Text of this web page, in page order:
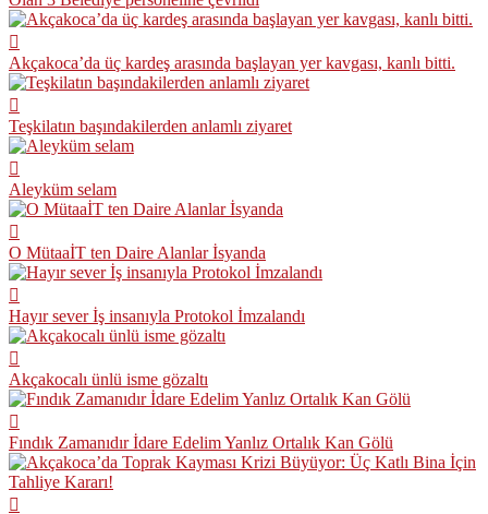
Akçakoca’da üç kardeş arasında başlayan yer kavgası, kanlı bitti.
Teşkilatın başındakilerden anlamlı ziyaret
Aleyküm selam
O MütaaİT ten Daire Alanlar İsyanda
Hayır sever İş insanıyla Protokol İmzalandı
Akçakocalı ünlü isme gözaltı
Fındık Zamanıdır İdare Edelim Yanlız Ortalık Kan Gölü